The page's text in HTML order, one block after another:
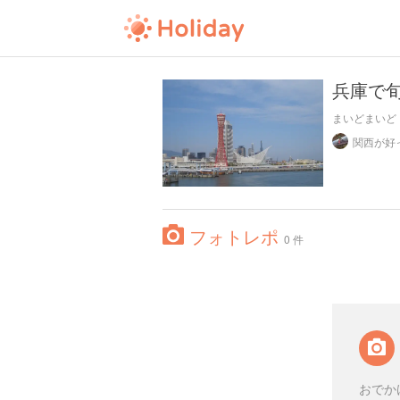
兵庫で
まいどまい
フォトレポ 0 件
おで